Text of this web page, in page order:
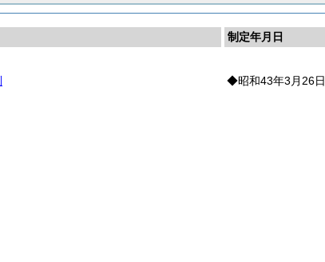
制定年月日
◆昭和43年3月26日